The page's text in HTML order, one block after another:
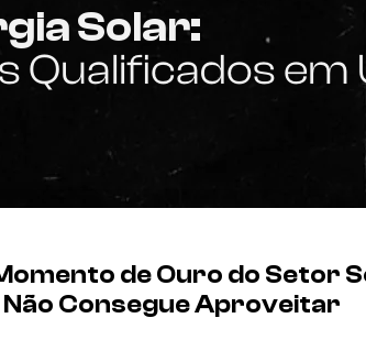
Solar:
em
de Ouro do Setor
Não Consegue Aproveitar